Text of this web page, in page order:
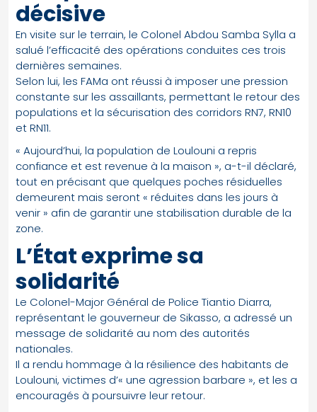
décisive
En visite sur le terrain, le Colonel Abdou Samba Sylla a
salué l’efficacité des opérations conduites ces trois
dernières semaines.
Selon lui, les FAMa ont réussi à imposer une pression
constante sur les assaillants, permettant le retour des
populations et la sécurisation des corridors RN7, RN10
et RN11.
« Aujourd’hui, la population de Loulouni a repris
confiance et est revenue à la maison », a-t-il déclaré,
tout en précisant que quelques poches résiduelles
demeurent mais seront « réduites dans les jours à
venir » afin de garantir une stabilisation durable de la
zone.
L’État exprime sa
solidarité
Le Colonel-Major Général de Police Tiantio Diarra,
représentant le gouverneur de Sikasso, a adressé un
message de solidarité au nom des autorités
nationales.
Il a rendu hommage à la résilience des habitants de
Loulouni, victimes d’« une agression barbare », et les a
encouragés à poursuivre leur retour.